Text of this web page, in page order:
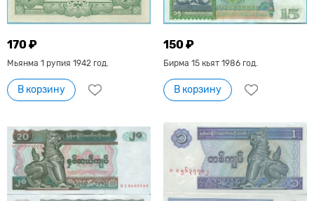
170 ₽
Мьянма 1 рупия 1942 год.
В корзину
150 ₽
Бирма 15 кьят 1986 год.
В корзину